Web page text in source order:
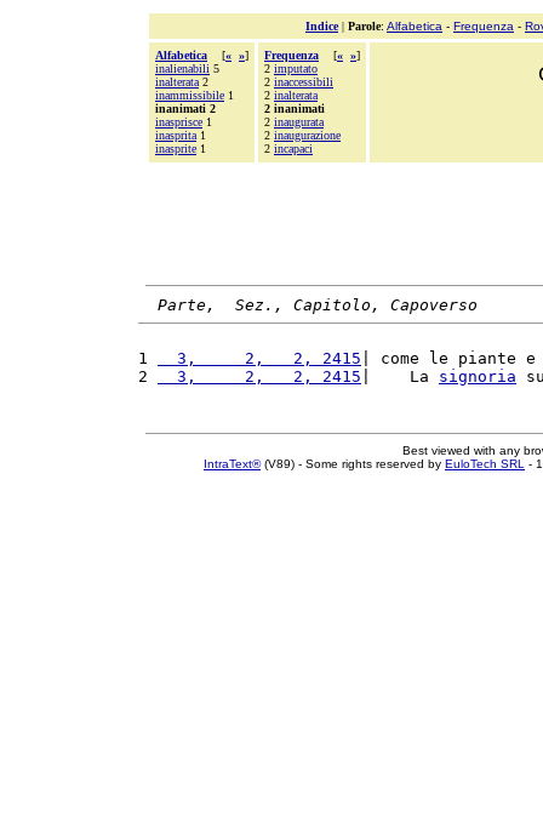
Indice| Parole: Alfabetica - Frequenza -
Alfabetica [« »]
inalienabili 5
inalterata 2
inammissibile 1
inanimati 2
inasprisce 1
inasprita 1
inasprite 1
Frequenza [« »]
2 imputato
2 inaccessibili
2 inalterata
2 inanimati
2 inaugurata
2 inaugurazione
2 incapaci
Parte,  Sez., Capitolo, Capoverso
1
  3,     2,   2, 2415
| come le piante
2
  3,     2,   2, 2415
|    La signoria
Best viewed with any
IntraText®(V89) - Some rights reserved by EuloTech SRL -